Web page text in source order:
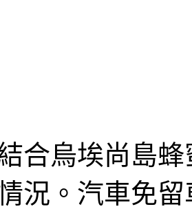
合烏埃尚島蜂
況。汽車免